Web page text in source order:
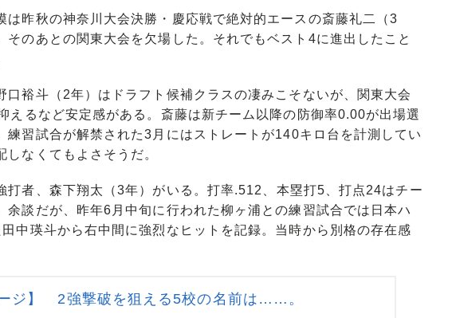
昨秋の神奈川大会決勝・慶応戦で絶対的エースの斎藤礼二（3
そのあとの関東大会を欠場した。それでもベスト4に進出したこと
裕斗（2年）はドラフト候補クラスの凄みこそないが、関東大会
えるなど安定感がある。斎藤は新チーム以降の防御率0.00が出場選
練習試合が解禁された3月にはストレートが140キロ台を計測してい
なくてもよさそうだ。
者、森下翔太（3年）がいる。打率.512、本塁打5、打点24はチー
余談だが、昨年6月中旬に行われた柳ヶ浦との練習試合では日本ハ
中瑛斗から右中間に強烈なヒットを記録。当時から別格の存在感
ージ】 2強撃破を狙える5校の名前は……。